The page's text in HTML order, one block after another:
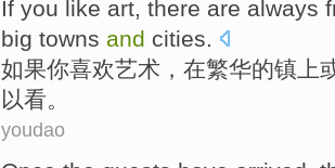
If you like art, there are always
big towns and cities.
如果你喜欢艺术 ， 在繁华的镇上
以看。
youdao